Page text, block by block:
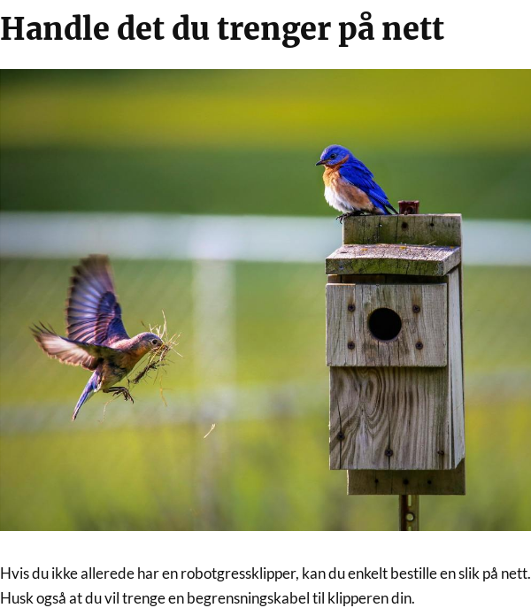
Handle det du trenger på nett
Hvis du ikke allerede har en robotgressklipper, kan du enkelt bestille en slik på nett.
Husk også at du vil trenge en begrensningskabel til klipperen din.